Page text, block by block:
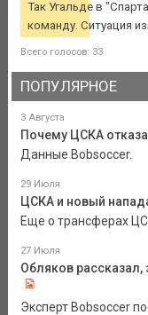
Так Угальде в
команду. Ситуация
Всего голосов: 33
ПОПУЛЯРНОЕ
3 Августа
Почему ЦСКА
Данные Bobsoccer.
29 Июля
ЦСКА и новый
Еще о трансферах
27 Июля
Обляков рассказал,
Эксперт Bobsoccer